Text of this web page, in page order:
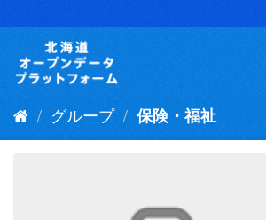
キ
グループ 保険・福祉